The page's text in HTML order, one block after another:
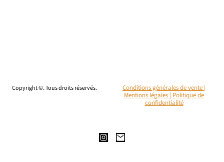
Copyright ©. Tous droits réservés.
Conditions générales de vente |
Mentions légales | Politique de
confidentialité